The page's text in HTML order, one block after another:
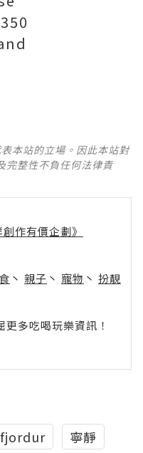
本站的立場。因此本站對
完整性不負任何法律責
作有價企劃》
丶 親子 丶 寵物 丶 扮靚
多吃喝玩樂資訊！
寧靜